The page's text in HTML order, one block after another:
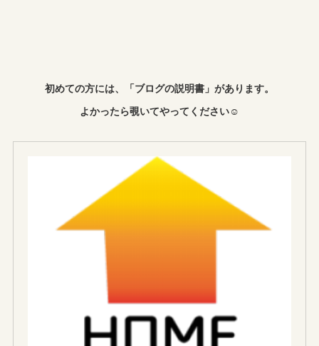
初めての方には、「ブログの説明書」があります。
よかったら覗いてやってください☺︎